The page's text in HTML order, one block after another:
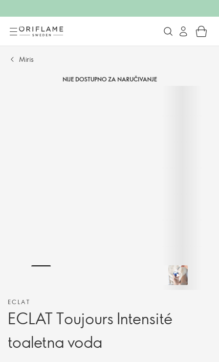
Miris
NIJE DOSTUPNO ZA NARUČIVANJE
ECLAT
ECLAT Toujours Intensité
toaletna voda